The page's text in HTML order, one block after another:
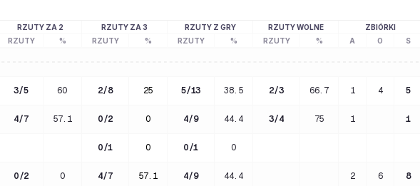
RZUTY ZA 2 RZUTY ZA 3 RZUTY Z GRY RZUTY WOLNE ZBIÓRKI
RZUTY
% RZUTY % RZUTY % RZUTY % A O S
3/5 60 2/8 25 5/13 38.5 2/3 66.7 1 4 5
4/7 57.1 0 /2 0 4/9 44.4 3/4 75 1 1
0 /1 0 0 /1 0
0 /2 0 4/7 57.1 4/9 44.4 2 6 8